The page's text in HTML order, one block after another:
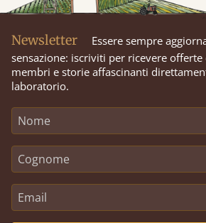
Newsletter
Essere sempre
sensazione: iscriviti per ricevere offerte
membri e storie affascinanti
laboratorio.